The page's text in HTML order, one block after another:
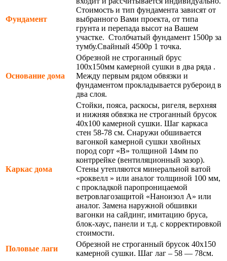
Фундамент
Стоимость и тип фундамента зависят от
выбранного Вами проекта, от типа
грунта и перепада высот на Вашем
участке. Столбчатый фундамент 1500р за
тумбу.Свайный 4500р 1 точка.
Основание дома
Обрезной не строганный брус
100х150мм камерной сушки в два ряда .
Между первым рядом обвязки и
фундаментом прокладывается рубероид в
два слоя.
Каркас дома
Стойки, пояса, раскосы, ригеля, верхняя
и нижняя обвязка не строганный брусок
40х100 камерной сушки. Шаг каркаса
стен 58-78 см. Снаружи обшивается
вагонкой камерной сушки хвойных
пород сорт «В» толщиной 14мм по
контррейке (вентиляционный зазор).
Стены утепляются минеральной ватой
«роквелл » или аналог толщиной 100 мм,
с прокладкой паропроницаемой
ветровлагозащитой «Наноизол А» или
аналог. Замена наружной обшивки
вагонки на сайдинг, имитацию бруса,
блок-хаус, панели и т.д. с корректировкой
стоимости.
Половые лаги
Обрезной не строганный брусок 40х150
камерной сушки. Шаг лаг – 58 — 78см.